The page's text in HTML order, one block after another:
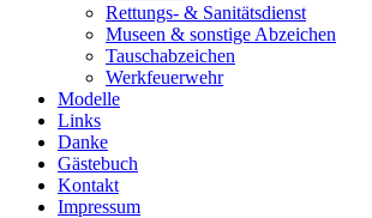
Rettungs- & Sanitätsdienst
Museen & sonstige Abzeichen
Tauschabzeichen
Werkfeuerwehr
Modelle
Links
Danke
Gästebuch
Kontakt
Impressum